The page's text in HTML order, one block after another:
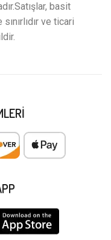
basit
ve ticari